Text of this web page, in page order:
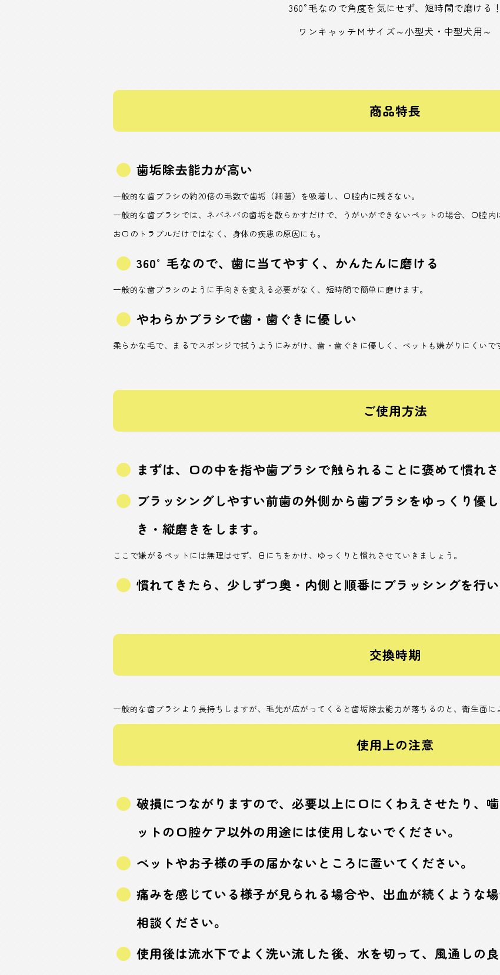
360°毛なので角度を気にせず、短時間で磨ける！
ワンキャッチＭサイズ～小型犬・中型犬用～
商品特長
歯垢除去能力が高い
一般的な歯ブラシの約20倍の毛数で歯垢（細菌）を吸着し、口腔内に残さない。
一般的な歯ブラシでは、ネバネバの歯垢を散らかすだけで、うがいができないペットの場合、口腔
お口のトラブルだけではなく、身体の疾患の原因にも。
360°毛なので、歯に当てやすく、かんたんに磨ける
一般的な歯ブラシのように手向きを変える必要がなく、短時間で簡単に磨けます。
やわらかブラシで歯・歯ぐきに優しい
柔らかな毛で、まるでスポンジで拭うようにみがけ、歯・歯ぐきに優しく、ペットも嫌がりにくいで
ご使用方法
まずは、口の中を指や歯ブラシで触られることに褒めて慣れ
ブラッシングしやすい前歯の外側から歯ブラシをゆっくり優
き・縦磨きをします。
ここで嫌がるペットには無理はせず、日にちをかけ、ゆっくりと慣れさせていきましょう。
慣れてきたら、少しずつ奥・内側と順番にブラッシングを行
交換時期
一般的な歯ブラシより長持ちしますが、毛先が広がってくると歯垢除去能力が落ちるのと、衛生面に
使用上の注意
破損につながりますので、必要以上に口にくわえさせたり、
ットの口腔ケア以外の用途には使用しないでください。
ペットやお子様の手の届かないところに置いてください。
痛みを感じている様子が見られる場合や、出血が続くような
相談ください。
使用後は流水下でよく洗い流した後、水を切って、風通しの